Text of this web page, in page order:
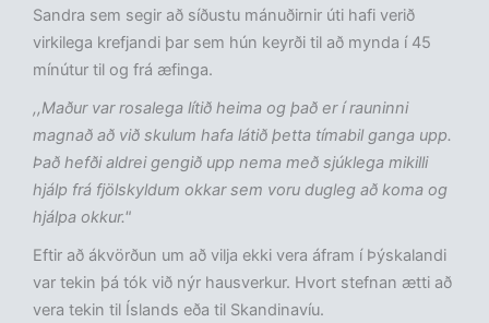
Sandra sem segir að síðustu mánuðirnir úti hafi verið
virkilega krefjandi þar sem hún keyrði til að mynda í 45
mínútur til og frá æfinga.
,,Maður var rosalega lítið heima og það er í rauninni
magnað að við skulum hafa látið þetta tímabil ganga upp.
Það hefði aldrei gengið upp nema með sjúklega mikilli
hjálp frá fjölskyldum okkar sem voru dugleg að koma og
hjálpa okkur."
Eftir að ákvörðun um að vilja ekki vera áfram í Þýskalandi
var tekin þá tók við nýr hausverkur. Hvort stefnan ætti að
vera tekin til Íslands eða til Skandinavíu.